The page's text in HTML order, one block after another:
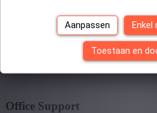
Aanpassen Enkel
Toestaan en
Project outsourcing 2.425
3.425
Gepubliceerd op 04/08/2026
Office Support